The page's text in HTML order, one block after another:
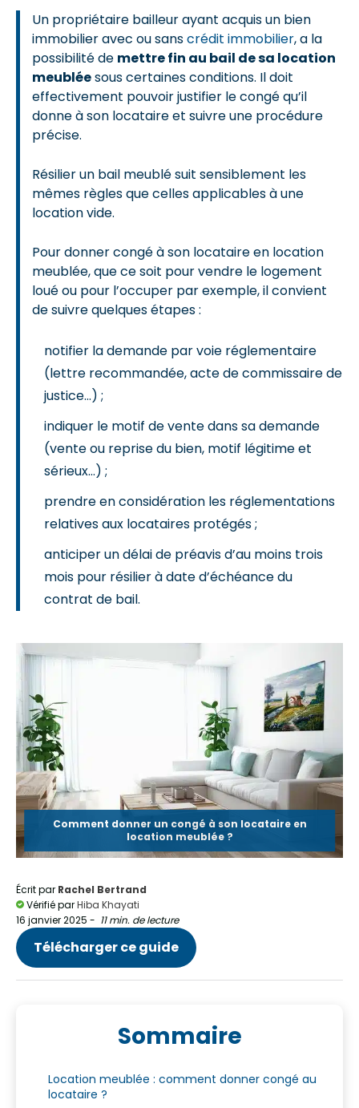
Un propriétaire bailleur ayant acquis un bien
immobilier avec ou sanscrédit immobilier, a la
possibilité de mettre fin au bail de sa location
meubléesous certaines conditions. Il doit
effectivement pouvoir justifier le congé qu’il
donne à son locataire et suivre une procédure
précise.
Résilier un bail meublé suit sensiblement les
mêmes règles que celles applicables à une
location vide.
Pour donner congé à son locataire en location
meublée, que ce soit pour vendre le logement
loué ou pour l’occuper par exemple, il convient
de suivre quelques étapes :
notifier la demande par voie réglementaire
(lettre recommandée, acte de commissaire de
justice…) ;
indiquer le motif de vente dans sa demande
(vente ou reprise du bien, motif légitime et
sérieux…) ;
prendre en considération les réglementations
relatives aux locataires protégés ;
anticiper un délai de préavis d’au moins trois
mois pour résilier à date d’échéance du
contrat de bail.
Comment donner un congé à son locataire en
location meublée ?
Écrit par Rachel Bertrand
Vérifié parHiba Khayati
16 janvier 2025 - 11 min. de lecture
Télécharger ce guide
Sommaire
Location meublée : comment donner congé au
locataire ?